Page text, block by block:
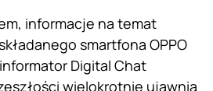
informacje na temat
smartfona OPPO
Digital Chat
wielokrotnie ujawnia